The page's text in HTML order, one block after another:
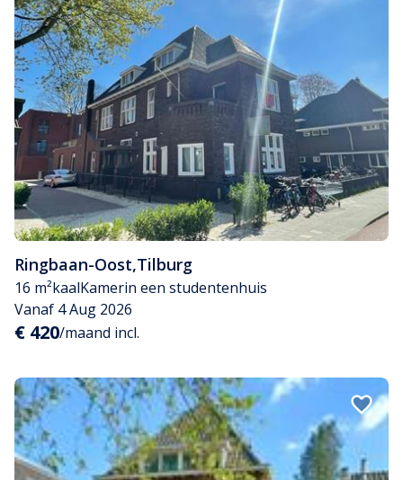
Ringbaan-Oost,Tilburg
16 m²kaalKamerin een studentenhuis
Vanaf 4 Aug 2026
€ 420/maand incl.